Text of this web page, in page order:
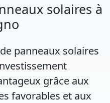
solaires à
panneaux solaires
grâce aux
favorables et aux